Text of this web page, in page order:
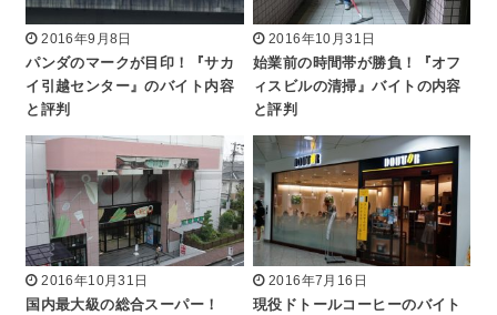
2016年9月8日
パンダのマークが目印！『サカ
イ引越センター』のバイト内容
と評判
2016年10月31日
始業前の時間帯が勝負！『オフ
ィスビルの清掃』バイトの内容
と評判
2016年10月31日
国内最大級の総合スーパー！
2016年7月16日
現役ドトールコーヒーのバイト